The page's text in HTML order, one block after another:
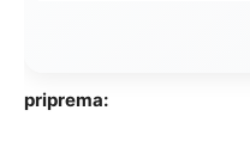
priprema: